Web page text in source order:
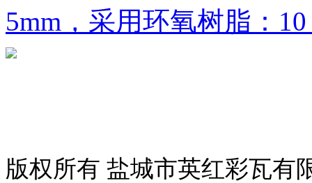
5mm，采用环氧树脂：
版权所有 盐城市英红彩瓦有